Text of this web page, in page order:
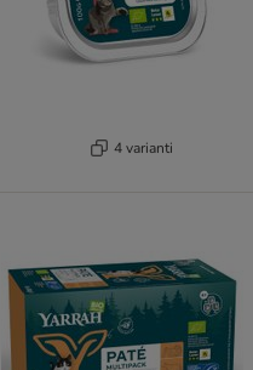
4 varianti